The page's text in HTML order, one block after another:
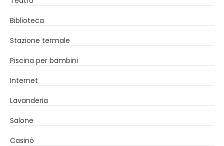
Biblioteca
Stazione termale
Piscina per bambini
Internet
Lavanderia
Salone
Casinò